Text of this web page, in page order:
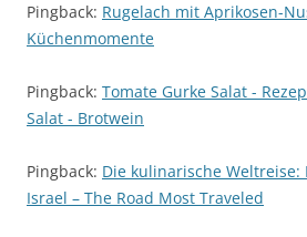
Pingback: Rugelach mit Aprikosen-
Küchenmomente
Pingback: Tomate Gurke Salat -
Salat - Brotwein
Pingback: Die kulinarische Weltreise:
Israel – The Road Most Traveled